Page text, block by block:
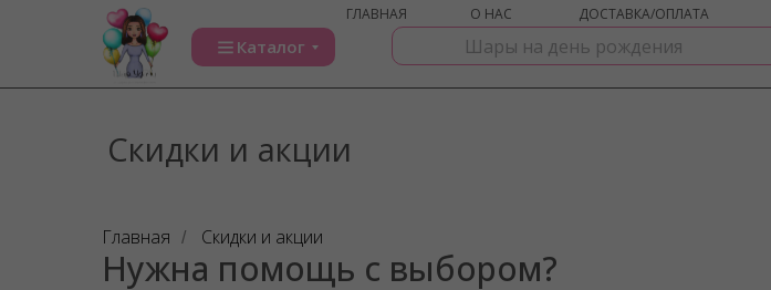
О НАС
ГЛАВНАЯ ДОСТАВКА/ОПЛАТА
Каталог
Скидки и акции
Главная / Скидки и акции
Нужна помощь с выбором?